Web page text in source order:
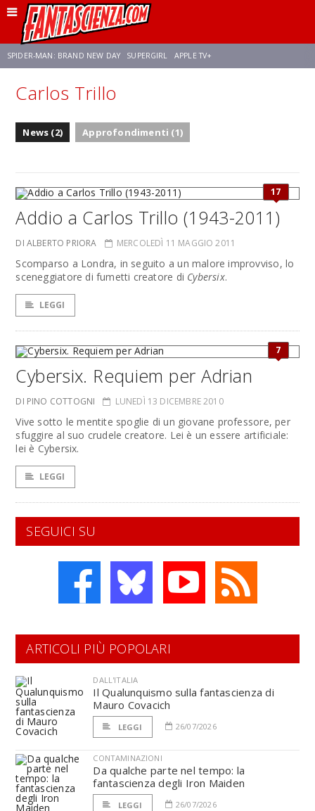
SPIDER-MAN: BRAND NEW DAY SUPERGIRL APPLE TV+
FRANCO RICCIARDIELLO ZENDAYA
Carlos Trillo
News (2) Approfondimenti (1)
17
Addio a Carlos Trillo (1943-2011)
DI ALBERTO PRIORA MERCOLEDÌ 11 MAGGIO 2011
Scomparso a Londra, in seguito a un malore improvviso, lo
sceneggiatore di fumetti creatore di Cybersix.
LEGGI
7
Cybersix. Requiem per Adrian
DI PINO COTTOGNI LUNEDÌ 13 DICEMBRE 2010
Vive sotto le mentite spoglie di un giovane professore, per
sfuggire al suo crudele creatore. Lei è un essere artificiale:
lei è Cybersix.
LEGGI
SEGUICI SU
ARTICOLI PIÙ POPOLARI
DALL'ITALIA
Il Qualunquismo sulla fantascienza di
Mauro Covacich
LEGGI 26/07/2026
CONTAMINAZIONI
Da qualche parte nel tempo: la
fantascienza degli Iron Maiden
LEGGI 26/07/2026